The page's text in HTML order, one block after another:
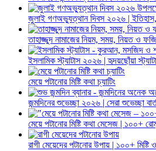
জুলাই গণঅভ্যুত্থান দিবস ২০২৬ | ইতিহাস,
তাহাজ্জুদ নামাজের নিয়ম, সময়, নিয়ত ও
ইসলামিক স্ট্যাটাস ২০২৬ | হৃদয়ছোঁয়া
মেয়ে পটানোর মিষ্টি কথা চ্যাটিং
জন্মদিনের শুভেচ্ছা ২০২৬ | সেরা শুভেচ্ছা
মেয়ে পটানোর মিষ্টি কথা মেসেজ | ১০০+
রাগী মেয়েদের পটানোর উপায় | ১০০+